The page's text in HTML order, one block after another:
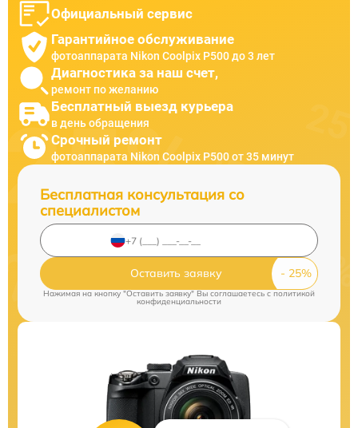
Официальный сервис
Гарантийное обслуживание
фотоаппарата Nikon Coolpix P500 до 3 лет
Диагностика за наш счет,
ремонт по желанию
Бесплатный выезд курьера
в день обращения
Срочный ремонт
фотоаппарата Nikon Coolpix P500 от 35 минут
Бесплатная консультация со
специалистом
Оставить заявку
Нажимая на кнопку "Оставить заявку" Вы соглашаетесь cполитикой
конфиденциальности